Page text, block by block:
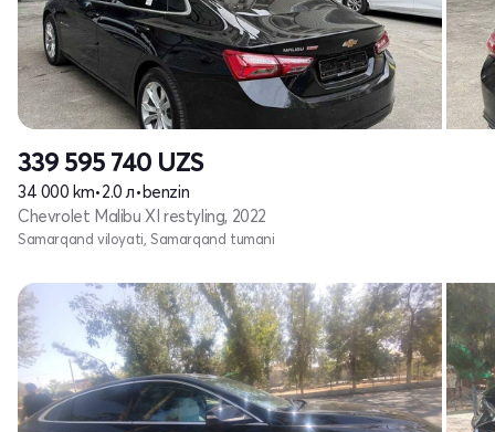
339 595 740 UZS
34 000 km•2.0 л•benzin
Chevrolet Malibu XI restyling, 2022
Samarqand viloyati, Samarqand tumani